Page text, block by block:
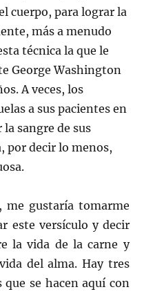
cuerpo, para lograr la
más a menudo
técnica la que le
George Washington
A veces, los
a sus pacientes en
sangre de sus
por decir lo menos,
gustaría tomarme
este versículo y decir
la vida de la carne y
del alma. Hay tres
que se hacen aquí con